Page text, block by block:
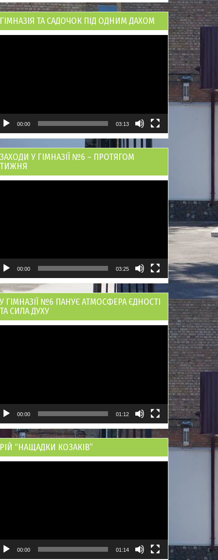
ГІМНАЗІЯ ТА САДОЧОК ПІД ОДНИМ ДАХОМ
00:00 03:13
ЗАХОДИ У ГІМНАЗІЇ №6 – ПРОТЯГОМ
ТИЖНЯ
00:00 03:25
У ГІМНАЗІЇ №6 ПАНУЄ АТМОСФЕРА ЄДНОСТІ
ТА СИЛА ДУХУ
00:00 01:12
РІЙ “НАЩАДКИ КОЗАКІВ”
00:00 01:14